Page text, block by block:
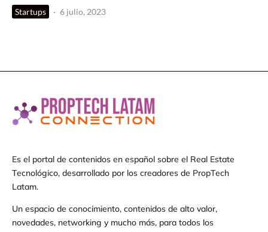
Startups · 6 julio, 2023
Es el portal de contenidos en español sobre el Real Estate
Tecnológico, desarrollado por los creadores de PropTech
Latam.
Un espacio de conocimiento, contenidos de alto valor,
novedades, networking y mucho más, para todos los